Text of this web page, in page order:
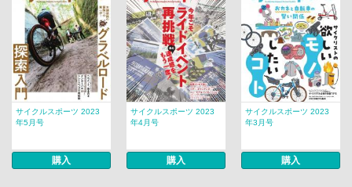
サイクルスポーツ 2023
年5月号
購入
サイクルスポーツ 2023
年4月号
購入
サイクルスポーツ 2023
年3月号
購入